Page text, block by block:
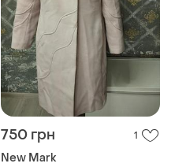
750 грн 1
New Mark